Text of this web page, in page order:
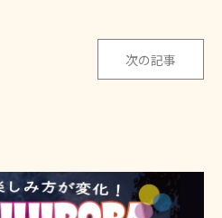
次の記事